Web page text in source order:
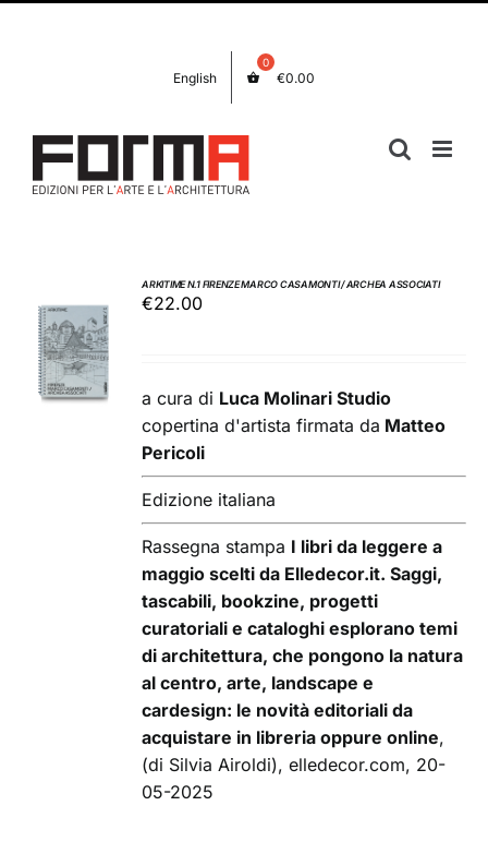
English €0.00
AGGIUNGI
AL
CARRELLO
/
DETTAGLI
ARKITIME N.1 FIRENZE MARCO CASAMONTI / ARCHEA ASSOCIATI
€22.00
a cura di Luca Molinari Studio
copertina d'artista firmata da Matteo
Pericoli
Edizione italiana
Rassegna stampa I libri da leggere a
maggio scelti da Elledecor.it. Saggi,
tascabili, bookzine, progetti
curatoriali e cataloghi esplorano temi
di architettura, che pongono la natura
al centro, arte, landscape e
cardesign: le novità editoriali da
acquistare in libreria oppure online,
(di Silvia Airoldi), elledecor.com, 20-
05-2025